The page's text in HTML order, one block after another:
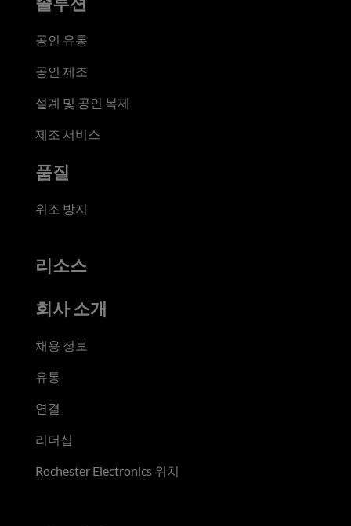
공인 유통
공인 제조
설계 및 공인 복제
제조 서비스
품질
위조 방지
리소스
회사 소개
채용 정보
유통
연결
리더십
Rochester Electronics 위치